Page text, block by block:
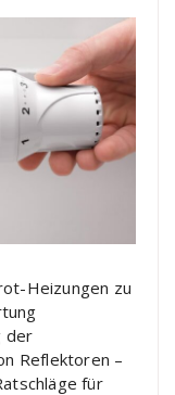
Heizungen zu
der
Reflektoren –
für